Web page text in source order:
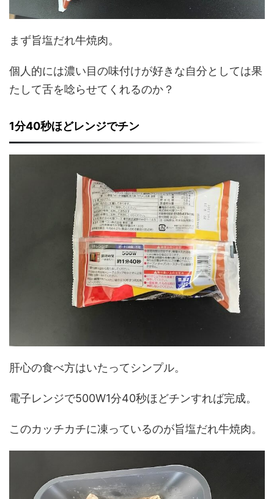
まず旨塩だれ牛焼肉。
個人的には濃い目の味付けが好きな自分としては果
たして舌を唸らせてくれるのか？
1分40秒ほどレンジでチン
肝心の食べ方はいたってシンプル。
電子レンジで500W1分40秒ほどチンすれば完成。
このカッチカチに凍っているのが旨塩だれ牛焼肉。